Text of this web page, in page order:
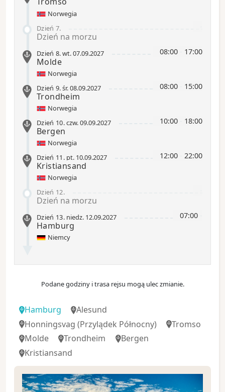
Norwegia
Dzień 7.
Dzień na morzu
08:00 17:00
Dzień 8.wt.07.09.2027
Molde
Norwegia
08:00 15:00
Dzień 9.śr.08.09.2027
Trondheim
Norwegia
10:00 18:00
Dzień 10.czw.09.09.2027
Bergen
Norwegia
12:00 22:00
Dzień 11 . pt.10.09.2027
Kristiansand
Norwegia
Dzień 12.
Dzień na morzu
07:00
Dzień 13. niedz.12.09.2027
Hamburg
Niemcy
Podane godziny i trasa rejsu mogą ulec zmianie.
Hamburg
Alesund
Honningsvag (Przylądek Północny)
Tromso
Molde
Trondheim
Bergen
Kristiansand